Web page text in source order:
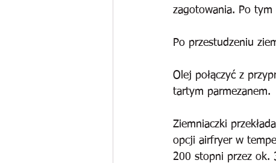
zagotowania. Po tym
Po przestudzeniu
Olej połączyć z
tartym parmezanem.
Ziemniaczki
opcji airfryer w
200 stopni przez ok.